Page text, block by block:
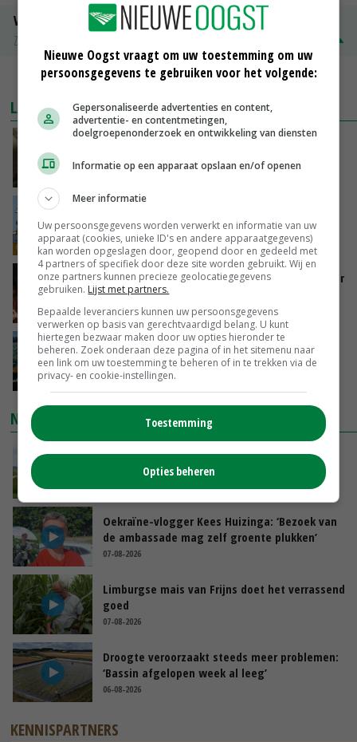
Volle melkpoeder
Zuivel NL
MEER MARKTPRIJZEN
LAATSTE NIEUWS
‘Samenwerking A-ware en Amalthea gaat
zorgen voor meer balans’
GISTEREN, 16:01
groot: Nederland in Europese top
GISTEREN, 15:33
Vlaamse varkensstapel krimpt, pluimveesector
groeit door schaalvergroting
GISTEREN, 15:20
‘Cijfer jezelf niet weg en doe vooral ook waar
je gelukkig van wordt’
GISTEREN, 13:31
NIEUWSTE VIDEO'S
POAH!: John Deere 7730
Oekraïne-vlogger Kees Huizinga: ‘Bezoek van
de ambassade mag zelf groente plukken’
07-08-2026
Limburgse mais van Frijns doet het verrassend
goed
07-08-2026
Droogte veroorzaakt steeds meer problemen:
‘Bassin afgelopen week al leeg’
06-08-2026
KENNISPARTNERS
Nieuwe Oogst vraagt om uw toestemming om uw
persoonsgegevens te gebruiken voor het volgende:
Gepersonaliseerde advertenties en content,
advertentie- en contentmetingen,
doelgroepenonderzoek en ontwikkeling van diensten
Informatie op een apparaat opslaan en/of openen
Meer informatie
Uw persoonsgegevens worden verwerkt en informatie van uw
apparaat (cookies, unieke ID's en andere apparaatgegevens)
kan worden opgeslagen door, geopend door en gedeeld met
4 partners of specifiek door deze site worden gebruikt. Wij en
onze partners kunnen precieze geolocatiegegevens
gebruiken. Lijst met partners.
Bepaalde leveranciers kunnen uw persoonsgegevens
verwerken op basis van gerechtvaardigd belang. U kunt
hiertegen bezwaar maken door uw opties hieronder te
beheren. Zoek onderaan deze pagina of in het sitemenu naar
een link om uw toestemming te beheren of in te trekken via de
privacy- en cookie-instellingen.
Toestemming
Opties beheren